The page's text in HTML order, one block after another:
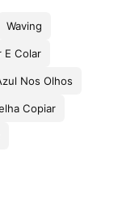
Waving
E Colar
Nos Olhos
Copiar